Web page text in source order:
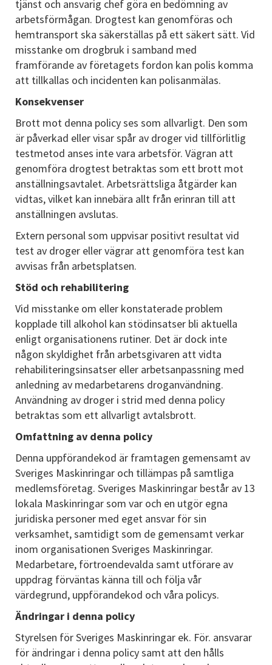
tjänst och ansvarig chef göra en bedömning av
arbetsförmågan. Drogtest kan genomföras och
hemtransport ska säkerställas på ett säkert sätt. Vid
misstanke om drogbruk i samband med
framförande av företagets fordon kan polis komma
att tillkallas och incidenten kan polisanmälas.
Konsekvenser
Brott mot denna policy ses som allvarligt. Den som
är påverkad eller visar spår av droger vid tillförlitlig
testmetod anses inte vara arbetsför. Vägran att
genomföra drogtest betraktas som ett brott mot
anställningsavtalet. Arbetsrättsliga åtgärder kan
vidtas, vilket kan innebära allt från erinran till att
anställningen avslutas.
Extern personal som uppvisar positivt resultat vid
test av droger eller vägrar att genomföra test kan
avvisas från arbetsplatsen.
Stöd och rehabilitering
Vid misstanke om eller konstaterade problem
kopplade till alkohol kan stödinsatser bli aktuella
enligt organisationens rutiner. Det är dock inte
någon skyldighet från arbetsgivaren att vidta
rehabiliteringsinsatser eller arbetsanpassning med
anledning av medarbetarens droganvändning.
Användning av droger i strid med denna policy
betraktas som ett allvarligt avtalsbrott.
Omfattning av denna policy
Denna uppförandekod är framtagen gemensamt av
Sveriges Maskinringar och tillämpas på samtliga
medlemsföretag. Sveriges Maskinringar består av 13
lokala Maskinringar som var och en utgör egna
juridiska personer med eget ansvar för sin
verksamhet, samtidigt som de gemensamt verkar
inom organisationen Sveriges Maskinringar.
Medarbetare, förtroendevalda samt utförare av
uppdrag förväntas känna till och följa vår
värdegrund, uppförandekod och våra policys.
Ändringar i denna policy
Styrelsen för Sveriges Maskinringar ek. För. ansvarar
för ändringar i denna policy samt att den hålls